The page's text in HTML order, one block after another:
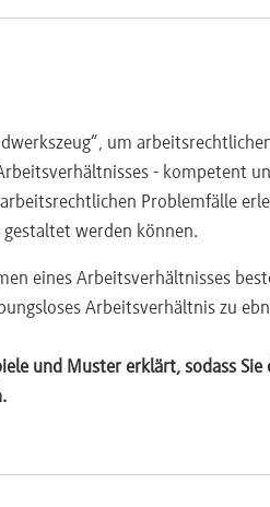
um
- kompetent
Problemfälle
werden können.
eines Arbeitsverhältnisses
Arbeitsverhältnis zu
und Muster erklärt, sodass Sie